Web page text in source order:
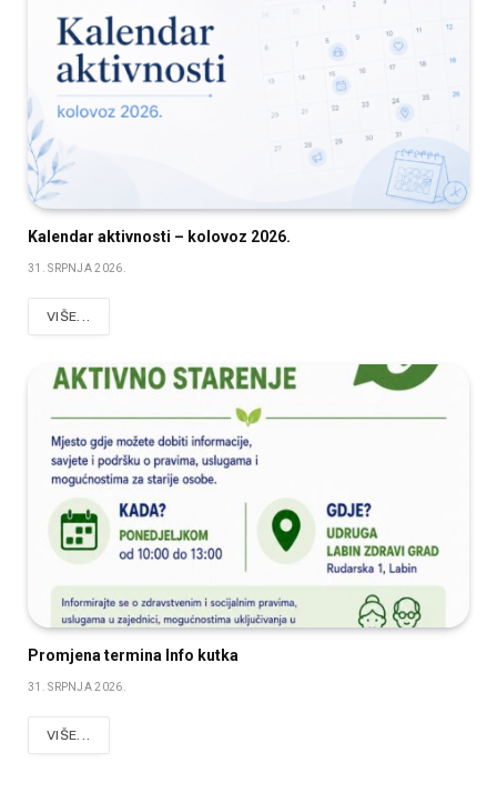
Kalendar aktivnosti – kolovoz 2026.
31. SRPNJA 2026.
VIŠE...
Promjena termina Info kutka
31. SRPNJA 2026.
VIŠE...